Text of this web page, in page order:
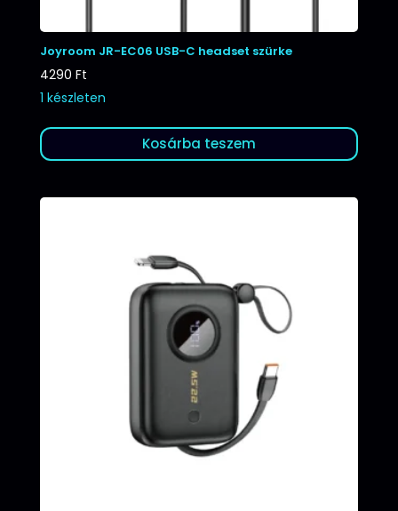
Joyroom JR-EC06 USB-C headset szürke
4290 Ft
1 készleten
Kosárba teszem